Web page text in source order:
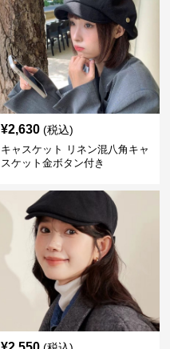
¥2,630 (税込)
キャスケット リネン混八角キャ
スケット金ボタン付き